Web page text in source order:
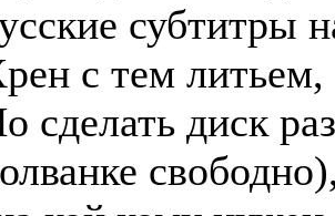
субтитры
с тем
сделать диск